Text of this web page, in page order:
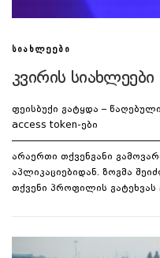
ᲡᲘᲐᲮᲚᲔᲔᲑᲘ
კვირის
ფეისბუქი გატყდა –
access token-ები
არაერთი თქვენგანი
აპლიკაციებიდან. ზოგმა
თქვენი პროფილის